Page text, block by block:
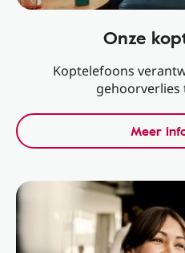
Onze
Koptelefoons
gehoorverlies
Meer